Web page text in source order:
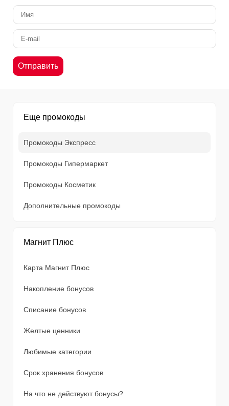
Еще промокоды
Промокоды Экспресс
Промокоды Гипермаркет
Промокоды Косметик
Дополнительные промокоды
Магнит Плюс
Карта Магнит Плюс
Накопление бонусов
Списание бонусов
Желтые ценники
Любимые категории
Срок хранения бонусов
На что не действуют бонусы?